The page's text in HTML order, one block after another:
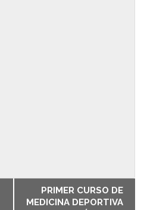
PRIMER CURSO DE
MEDICINA DEPORTIVA